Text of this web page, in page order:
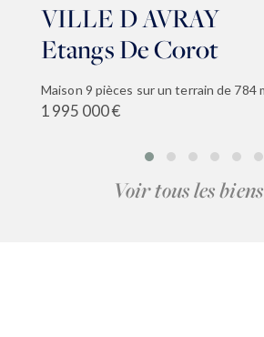
VILLE D AVRAY
Etangs De Corot
1 995 000 €
Voir tous les biens